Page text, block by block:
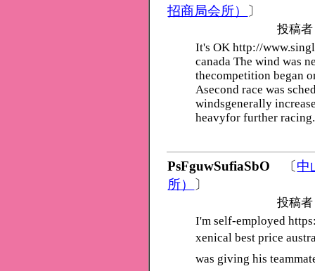
招商局会所） 〕
投稿
It's OK http://
canada The wind was
thecompetition began
Asecond race was
windsgenerally
heavyfor further racing.
PsFguwSufiaSbO 〔中
所） 〕
投稿
I'm self-employed
xenical best price
was giving his